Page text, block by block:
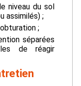
niveau du sol
assimilés) ;
;
séparées
de réagir